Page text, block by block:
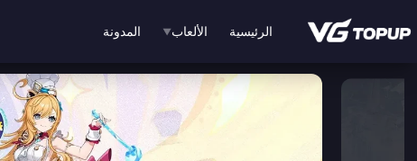
الرئيسية الألعاب▼ المدونة
شحن ألعاب وتطبيقات فوري وبأسعار رخيصة - VGTopup